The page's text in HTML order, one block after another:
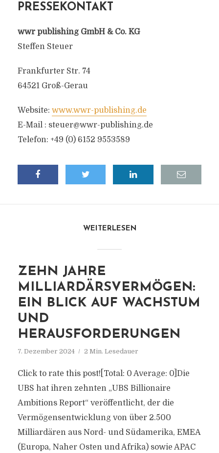
PRESSEKONTAKT
wwr publishing GmbH & Co. KG
Steffen Steuer
Frankfurter Str. 74
64521 Groß-Gerau
Website: www.wwr-publishing.de
E-Mail : steuer@wwr-publishing.de
Telefon: +49 (0) 6152 9553589
WEITERLESEN
ZEHN JAHRE
MILLIARDÄRSVERMÖGEN:
EIN BLICK AUF WACHSTUM
UND
HERAUSFORDERUNGEN
7. Dezember 2024 2 Min. Lesedauer
Click to rate this post![Total: 0 Average: 0]Die
UBS hat ihren zehnten „UBS Billionaire
Ambitions Report“ veröffentlicht, der die
Vermögensentwicklung von über 2.500
Milliardären aus Nord- und Südamerika, EMEA
(Europa, Naher Osten und Afrika) sowie APAC